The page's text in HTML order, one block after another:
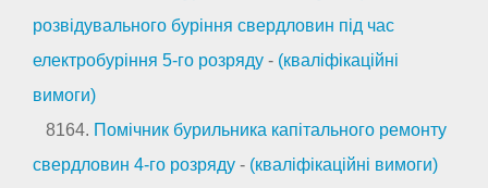
розвідувального буріння свердловин під час
електробуріння 5-го розряду - (кваліфікаційні
вимоги)
8164. Помічник бурильника капітального ремонту
свердловин 4-го розряду - (кваліфікаційні вимоги)